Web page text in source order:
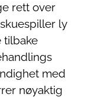
rett over
ly
tilbake
med
nøyaktig